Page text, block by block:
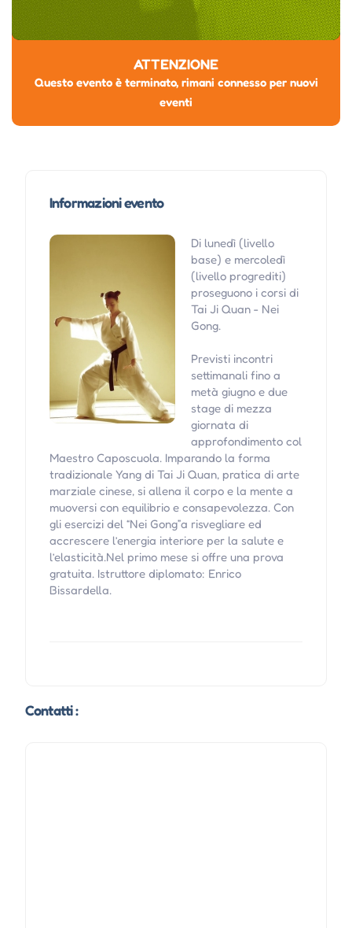
ATTENZIONE
Questo evento è terminato, rimani connesso per nuovi
eventi
Informazioni evento
Di lunedì (livello
base) e mercoledì
(livello progrediti)
proseguono i corsi di
Tai Ji Quan - Nei
Gong.
Previsti incontri
settimanali fino a
metà giugno e due
stage di mezza
giornata di
approfondimento col
Maestro Caposcuola. Imparando la forma
tradizionale Yang di Tai Ji Quan, pratica di arte
marziale cinese, si allena il corpo e la mente a
muoversi con equilibrio e consapevolezza. Con
gli esercizi del “Nei Gong”a risvegliare ed
accrescere l’energia interiore per la salute e
l’elasticità.Nel primo mese si offre una prova
gratuita. Istruttore diplomato: Enrico
Bissardella.
Contatti :